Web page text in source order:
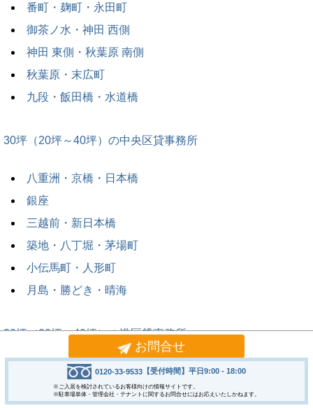
番町・麹町・永田町
御茶ノ水・神田 西側
神田 東側・秋葉原 南側
秋葉原・末広町
九段・飯田橋・水道橋
30坪（20坪～40坪）の中央区貸事務所
八重洲・京橋・日本橋
銀座
三越前・新日本橋
築地・八丁堀・茅場町
小伝馬町・人形町
月島・勝どき・晴海
30坪（20坪～40坪）の港区貸事務所
新橋・西新橋・汐留
虎ノ門・神谷町
お問合せ
0120-33-9533 【受付時間】平日9:00 - 18:00
※ご入居を検討されているお客様向けの情報サイトです。
※駐車場単体・管理会社・テナントに関するお問合せにはお応えいたしかねます。